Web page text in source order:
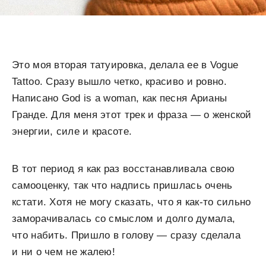
Это моя вторая татуировка, делала ее в Vogue
Tattoo. Сразу вышло четко, красиво и ровно.
Написано God is a woman, как песня Арианы
Гранде. Для меня этот трек и фраза — о женской
энергии, силе и красоте.
В тот период я как раз восстанавливала свою
самооценку, так что надпись пришлась очень
кстати. Хотя не могу сказать, что я как-то сильно
заморачивалась со смыслом и долго думала,
что набить. Пришло в голову — сразу сделала
и ни о чем не жалею!